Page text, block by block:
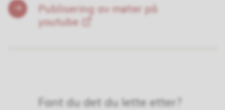
Publisering av møter på
youtube
Fant du det du lette etter?